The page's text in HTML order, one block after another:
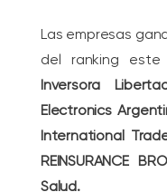
Las empresas
del ranking
Inversora
Electronics
International
REINSURANCE
Salud.